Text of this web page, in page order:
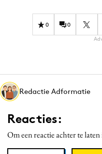
Gedragsverandering
Influencer marketing
Media
Merkstrategie
PR
Programmatic
Purpose Marketing
Reputatie & crisis
0 0
Redactie Adformatie
Reacties:
Om een reactie achter te laten